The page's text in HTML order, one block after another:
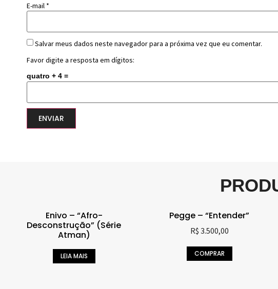
E-mail *
Salvar meus dados neste navegador para a próxima vez que eu comentar.
Favor digite a resposta em dígitos:
quatro + 4 =
Enivo – “Afro-
Desconstrução” (Série
Atman)
LEIA MAIS
Pegge – “Entender”
R$ 3.500,00
COMPRAR